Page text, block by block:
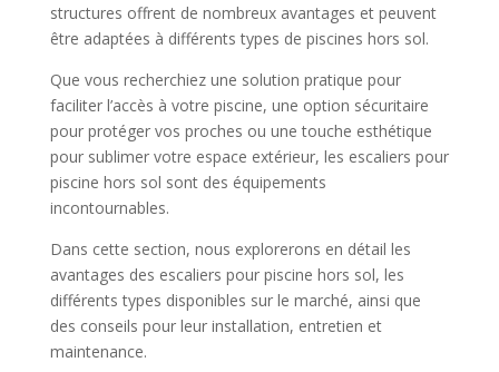
structures offrent de nombreux avantages et peuvent
être adaptées à différents types de piscines hors sol.
Que vous recherchiez une solution pratique pour
faciliter l’accès à votre piscine, une option sécuritaire
pour protéger vos proches ou une touche esthétique
pour sublimer votre espace extérieur, les escaliers pour
piscine hors sol sont des équipements
incontournables.
Dans cette section, nous explorerons en détail les
avantages des escaliers pour piscine hors sol, les
différents types disponibles sur le marché, ainsi que
des conseils pour leur installation, entretien et
maintenance.